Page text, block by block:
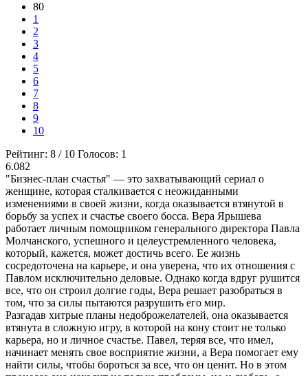
80
1
2
3
4
5
6
7
8
9
10
Рейтинг: 8 / 10 Голосов: 1
6.082
"Бизнес-план счастья" — это захватывающий сериал о
женщине, которая сталкивается с неожиданными
изменениями в своей жизни, когда оказывается втянутой в
борьбу за успех и счастье своего босса. Вера Ярышева
работает личным помощником генерального директора Павла
Молчанского, успешного и целеустремленного человека,
который, кажется, может достичь всего. Ее жизнь
сосредоточена на карьере, и она уверена, что их отношения с
Павлом исключительно деловые. Однако когда вдруг рушится
все, что он строил долгие годы, Вера решает разобраться в
том, что за силы пытаются разрушить его мир.
Разгадав хитрые планы недоброжелателей, она оказывается
втянута в сложную игру, в которой на кону стоит не только
карьера, но и личное счастье. Павел, теряя все, что имел,
начинает менять свое восприятие жизни, а Вера помогает ему
найти силы, чтобы бороться за все, что он ценит. Но в этом